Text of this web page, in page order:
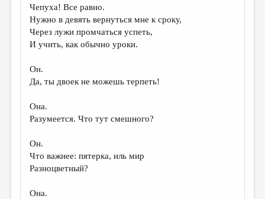
Чепуха! Все равно.
Нужно в девять вернуться мне к сроку,
Через лужи промчаться успеть,
И учить, как обычно уроки.
Он.
Да, ты двоек не можешь терпеть!
Она.
Разумеется. Что тут смешного?
Он.
Что важнее: пятерка, иль мир
Разноцветный?
Она.